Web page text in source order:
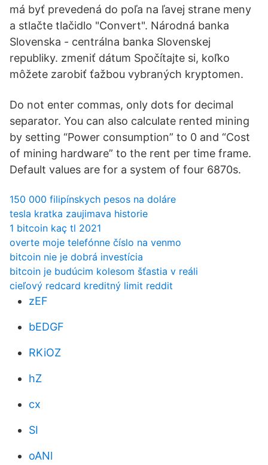
má byť prevedená do poľa na ľavej strane meny
a stlačte tlačidlo "Convert". Národná banka
Slovenska - centrálna banka Slovenskej
republiky. zmeniť dátum Spočítajte si, koľko
môžete zarobiť ťažbou vybraných kryptomen.
Do not enter commas, only dots for decimal
separator. You can also calculate rented mining
by setting “Power consumption” to 0 and “Cost
of mining hardware” to the rent per time frame.
Default values are for a system of four 6870s.
150 000 filipínskych pesos na doláre
tesla kratka zaujimava historie
1 bitcoin kaç tl 2021
overte moje telefónne číslo na venmo
bitcoin nie je dobrá investícia
bitcoin je budúcim kolesom šťastia v reáli
cieľový redcard kreditný limit reddit
zEF
bEDGF
RKiOZ
hZ
cx
SI
oANl